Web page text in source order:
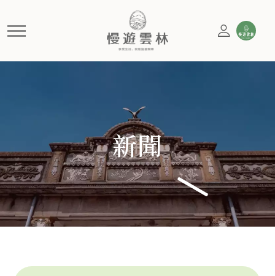
神工傳藝特展開展 打開雲林百
新聞